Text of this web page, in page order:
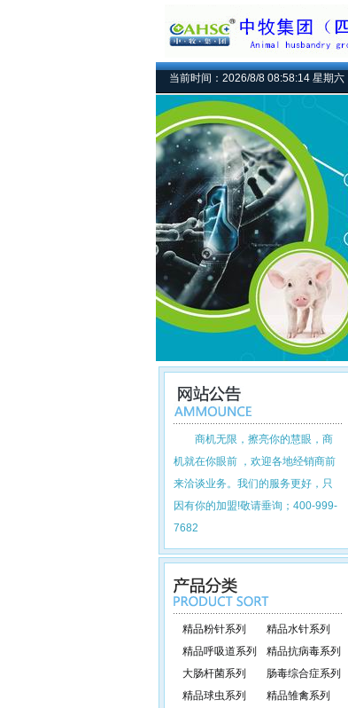
当前时间：2026/8/8 08:58:15 星期六
商机无限，擦亮你的慧眼，商
机就在你眼前 ，欢迎各地经销商前
来洽谈业务。我们的服务更好，只
因有你的加盟!敬请垂询；400-999-
7682
精品粉针系列
精品水针系列
精品呼吸道系列
精品抗病毒系列
大肠杆菌系列
肠毒综合症系列
精品球虫系列
精品雏禽系列